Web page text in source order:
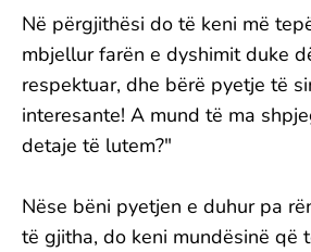
Në përgjithësi do të keni më
mbjellur farën e dyshimit duke
respektuar, dhe bërë pyetje të
interesante! A mund të ma
detaje të lutem?"
Nëse bëni pyetjen e duhur pa
të gjitha, do keni mundësinë që